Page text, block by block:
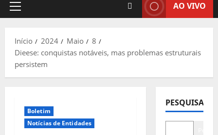
Menu
AO VIVO
Início 2024 Maio
8
Dieese: conquistas notáveis, mas problemas estruturais
persistem
Boletim
Notícias de Entidades
PESQUISAR